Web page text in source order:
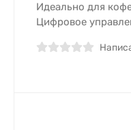
Идеально для
Цифровое